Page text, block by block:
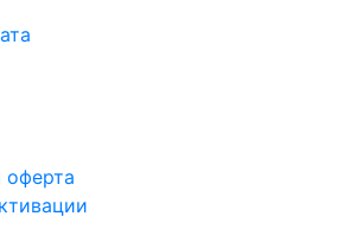
оферта